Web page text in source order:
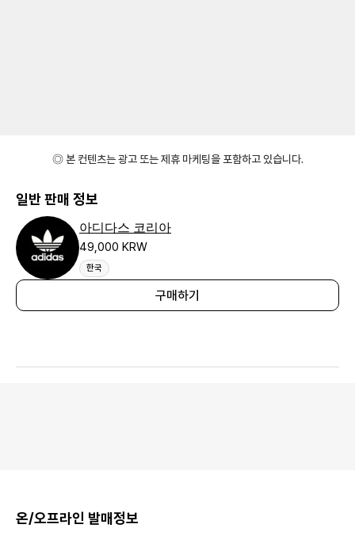
◎ 본 컨텐츠는 광고 또는 제휴 마케팅을 포함하고 있습니다.
일반 판매 정보
아디다스 코리아
49,000 KRW
한국
구매하기
온/오프라인 발매정보